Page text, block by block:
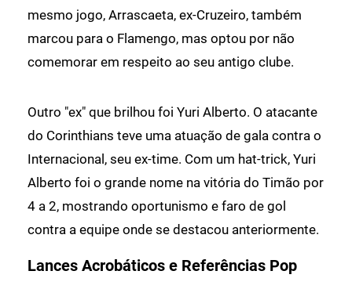
mesmo jogo, Arrascaeta, ex-Cruzeiro, também
marcou para o Flamengo, mas optou por não
comemorar em respeito ao seu antigo clube.
Outro "ex" que brilhou foi Yuri Alberto. O atacante
do Corinthians teve uma atuação de gala contra o
Internacional, seu ex-time. Com um hat-trick, Yuri
Alberto foi o grande nome na vitória do Timão por
4 a 2, mostrando oportunismo e faro de gol
contra a equipe onde se destacou anteriormente.
Lances Acrobáticos e Referências Pop